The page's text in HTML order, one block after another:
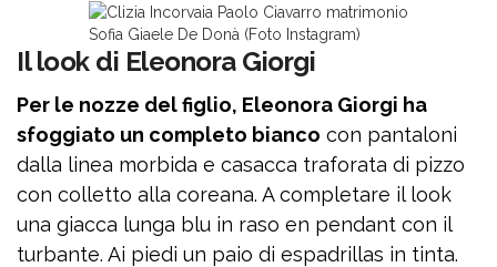
Sofia Giaele De Donà (Foto Instagram)
Il look di Eleonora Giorgi
Per le nozze del figlio, Eleonora Giorgi ha
sfoggiato un completo bianco con pantaloni
dalla linea morbida e casacca traforata di pizzo
con colletto alla coreana. A completare il look
una giacca lunga blu in raso en pendant con il
turbante. Ai piedi un paio di espadrillas in tinta.